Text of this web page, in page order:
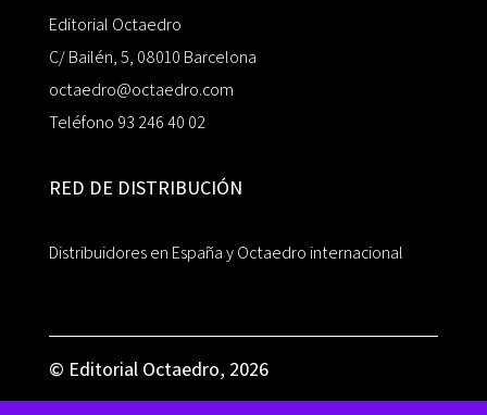
Editorial Octaedro
C/ Bailén, 5, 08010 Barcelona
octaedro@octaedro.com
Teléfono 93 246 40 02
RED DE DISTRIBUCIÓN
Distribuidores en España y Octaedro internacional
© Editorial Octaedro, 2026